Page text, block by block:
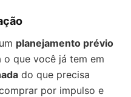
planejamento prévio
o que você já tem em
do que precisa
por impulso e